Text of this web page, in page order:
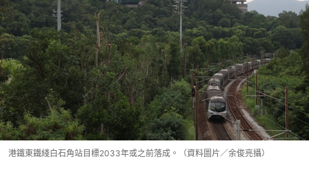
港鐵東鐵綫白石角站目標2033年或之前落成。（資料圖片／余俊亮攝）